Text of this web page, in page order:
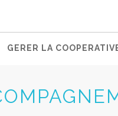
GERER LA